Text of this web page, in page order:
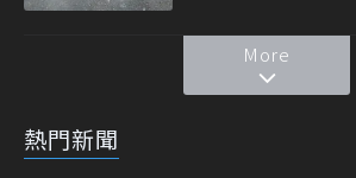
More
熱門新聞